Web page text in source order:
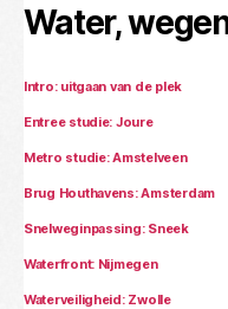
Water,
Intro: uitgaan van de plek
Entree studie: Joure
Metro studie: Amstelveen
Brug Houthavens: Amsterdam
Snelweginpassing: Sneek
Waterfront: Nijmegen
Waterveiligheid: Zwolle